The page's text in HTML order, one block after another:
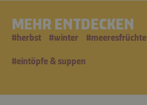
MEHR ENTDECKEN
#herbst #winter #meeresfrüchte
#eintöpfe & suppen